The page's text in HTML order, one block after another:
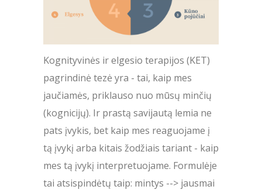
Kognityvinės ir elgesio terapijos (KET)
pagrindinė tezė yra - tai, kaip mes
jaučiamės, priklauso nuo mūsų minčių
(kognicijų). Ir prastą savijautą lemia ne
pats įvykis, bet kaip mes reaguojame į
tą įvykį arba kitais žodžiais tariant - kaip
mes tą įvykį interpretuojame. Formulėje
tai atsispindėtų taip: mintys --> jausmai